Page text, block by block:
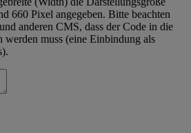
660 Pixel angegeben. Bitte beachten
anderen CMS, dass der Code in die
muss (eine Einbindung als